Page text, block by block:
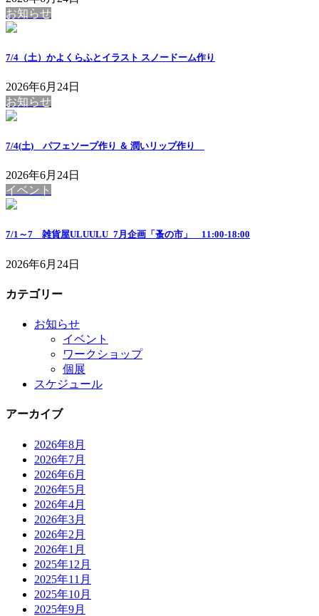
お知らせ
7/4（土）かよくらふとイラスト スノードーム作り
2026年6月24日
お知らせ
7/4(土) パフェソープ作り ＆ 潤いリップ作り
2026年6月24日
イベント
7/1～7 雑貨屋ULUULU_7月企画「蚤の市」 11:00-18:00
2026年6月24日
カテゴリー
お知らせ
イベント
ワークショップ
個展
スケジュール
アーカイブ
2026年8月
2026年7月
2026年6月
2026年5月
2026年4月
2026年3月
2026年2月
2026年1月
2025年12月
2025年11月
2025年10月
2025年9月